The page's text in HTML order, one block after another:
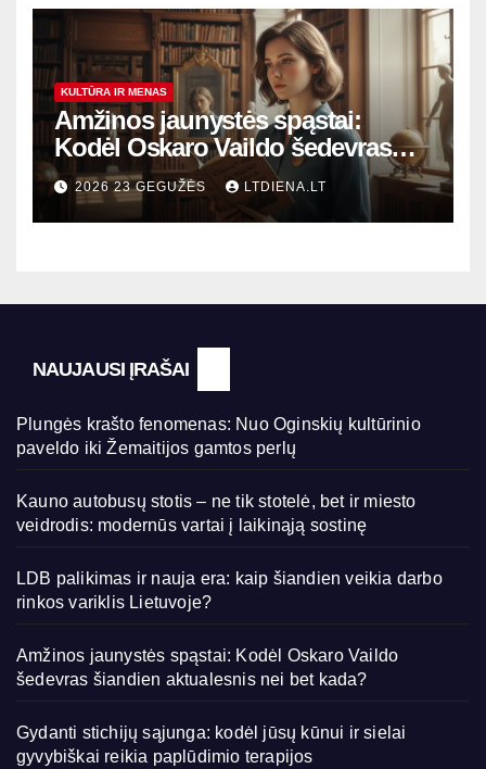
KULTŪRA IR MENAS
Amžinos jaunystės spąstai:
Kodėl Oskaro Vaildo šedevras
šiandien aktualesnis nei bet
kada?
2026 23 GEGUŽĖS LTDIENA.LT
NAUJAUSI ĮRAŠAI
Plungės krašto fenomenas: Nuo Oginskių kultūrinio
paveldo iki Žemaitijos gamtos perlų
Kauno autobusų stotis – ne tik stotelė, bet ir miesto
veidrodis: modernūs vartai į laikinąją sostinę
LDB palikimas ir nauja era: kaip šiandien veikia darbo
rinkos variklis Lietuvoje?
Amžinos jaunystės spąstai: Kodėl Oskaro Vaildo
šedevras šiandien aktualesnis nei bet kada?
Gydanti stichijų sąjunga: kodėl jūsų kūnui ir sielai
gyvybiškai reikia paplūdimio terapijos